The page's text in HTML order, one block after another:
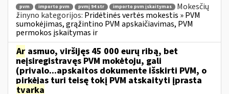
pvm importo pvm pvmį 94 str importo pvm įskaitymas
Mokesčių
žinyno kategorijos: Pridėtinės vertės mokestis » PVM
sumokėjimas, grąžintino PVM apskaičiavimas, PVM
permokos įskaitymas ir
Ar asmuo, viršijęs 45 000 eurų ribą, bet
neįsiregistravęs PVM mokėtoju, gali
(privalo...apskaitos dokumente išskirti PVM, o
pirkėjas turi teisę tokį PVM atskaityti įprasta
tvarka